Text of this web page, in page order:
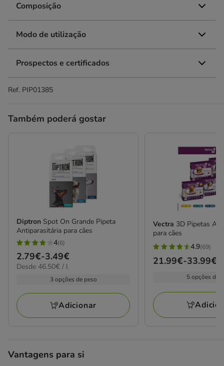
Composição
Modo de utilização
Prospectos e certificados
Ref. PIP01385
Também poderá gostar
Diptron Spot On Grande Pipeta
Antiparasitária para cães
4
estrelas
com
avaliações
4(6)
Preço
de
3.49€
2.79€-3.49€
46.50€
Desde 46.50€ / l
3 opções de peso
Adicionar
Vectra 3D Pipetas
para cães
4.9
estrelas
avaliações
4.9(69)
Preço
a
33.99€
21.99€-33.99€
5 opções de
Vantagens para si